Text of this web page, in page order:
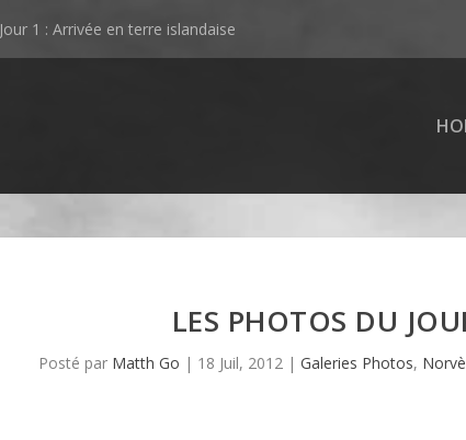
Jour 1 : Arrivée en terre islandaise
LES PHOTOS DU
Posté par Matth Go | 18 Juil, 2012| Galeries Photos,